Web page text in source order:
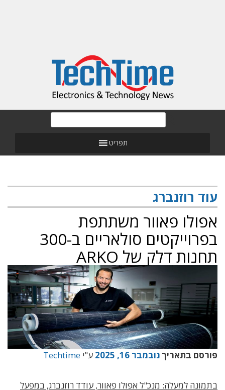
תפריט
עוד רוזנברג
אפולו פאוור משתתפת
בפרוייקטים סולאריים ב-300
תחנות דלק של ARKO
פורסם בתאריך נובמבר 16, 2025 ע"י Techtime
בתמונה למעלה: מנכ"ל אפולו פאוור, עודד רוזנברג, במפעל